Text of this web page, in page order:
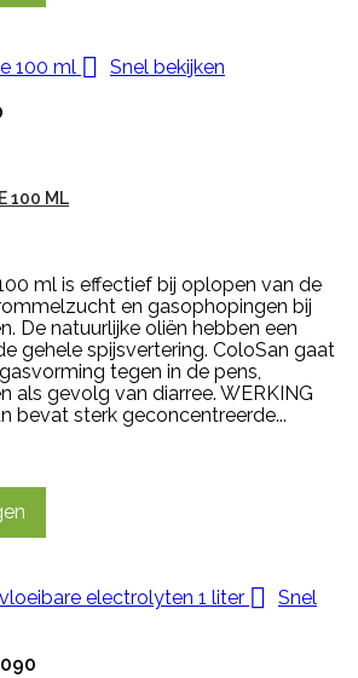

Snel bekijken
100 ML
ml is effectief bij oplopen van de
en gasophopingen bij
De natuurlijke oliën hebben een
gehele spijsvertering. ColoSan gaat
tegen in de pens,
als gevolg van diarree. WERKING
bevat sterk geconcentreerde...

Snel